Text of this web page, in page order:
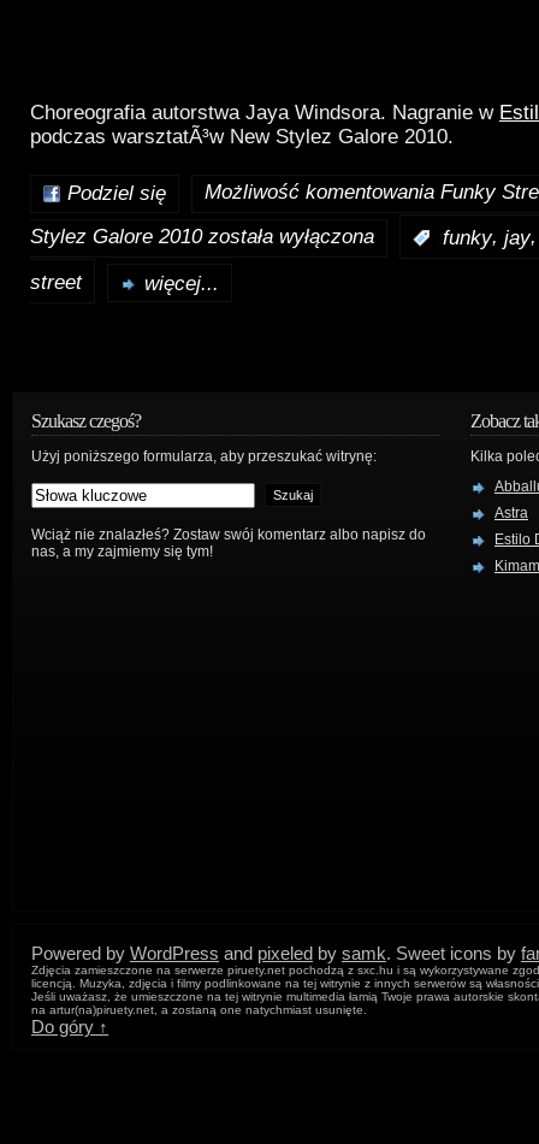
Choreografia autorstwa Jaya Windsora. Nagranie w
podczas warsztatÃ³w New Stylez Galore 2010.
Podziel się Możliwość komentowania Funky
Stylez Galore 2010została wyłączona funky, jay
street
więcej...
Szukasz czegoś?
Użyj poniższego formularza, aby przeszukać witrynę:
Wciąż nie znalazłeś? Zostaw swój komentarz albo napisz do
nas, a my zajmiemy się tym!
Zobacz
Kilka
Astra
Estilo
Powered by WordPress and pixeled by samk. Sweet icons by
Zdjęcia zamieszczone na serwerze piruety.net pochodzą z sxc.hu i są wykorzystywane
licencją. Muzyka, zdjęcia i filmy podlinkowane na tej witrynie z innych serwerów są
Jeśli uważasz, że umieszczone na tej witrynie multimedia łamią Twoje prawa autorskie
na artur(na)piruety.net, a zostaną one natychmiast usunięte.
Do góry ↑